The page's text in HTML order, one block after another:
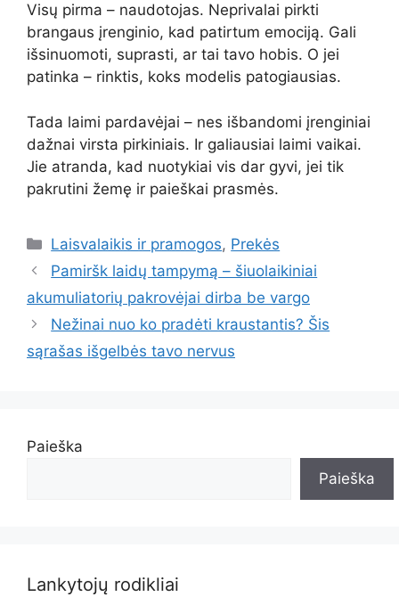
Visų pirma – naudotojas. Neprivalai pirkti
brangaus įrenginio, kad patirtum emociją. Gali
išsinuomoti, suprasti, ar tai tavo hobis. O jei
patinka – rinktis, koks modelis patogiausias.
Tada laimi pardavėjai – nes išbandomi įrenginiai
dažnai virsta pirkiniais. Ir galiausiai laimi vaikai.
Jie atranda, kad nuotykiai vis dar gyvi, jei tik
pakrutini žemę ir paieškai prasmės.
Kategorijos
Laisvalaikis ir pramogos, Prekės
Pamiršk laidų tampymą – šiuolaikiniai
akumuliatorių pakrovėjai dirba be vargo
Nežinai nuo ko pradėti kraustantis? Šis
sąrašas išgelbės tavo nervus
Paieška
Paieška
Lankytojų rodikliai